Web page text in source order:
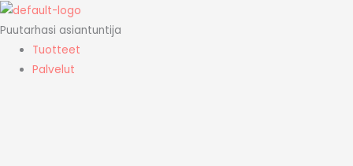
Siirry
sisältöön
Puutarhasi asiantuntija
Tuotteet
Palvelut